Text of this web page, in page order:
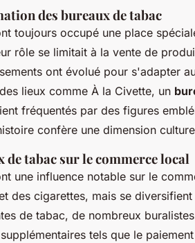
des bureaux de tabac
toujours occupé une place
rôle se limitait à la vente de
ont évolué pour s'adapter
lieux comme À la Civette, un
fréquentés par des figures
confère une dimension
de tabac sur le commerce local
une influence notable sur le
des cigarettes, mais se
de tabac, de nombreux
tels que le